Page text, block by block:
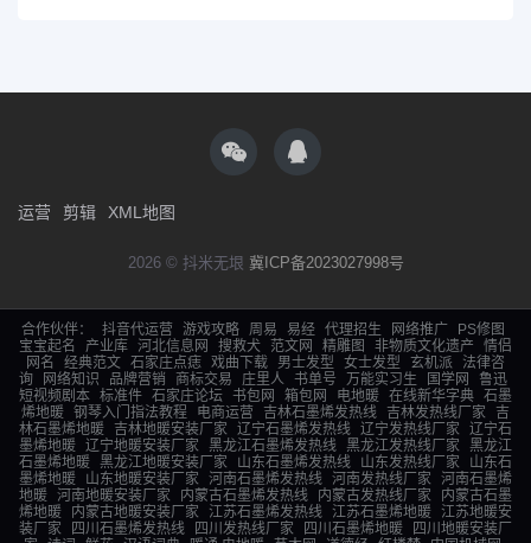
运营 剪辑 XML地图
2026 © 抖米无垠 冀ICP备2023027998号
合作伙伴： 抖音代运营 游戏攻略 周易 易经 代理招生 网络推广
PS修图
宝宝起名
产业库 河北信息网 搜救犬 范文网 精雕图 非物质文化遗产
情侣
网名
经典范文 石家庄点痣 戏曲下载 男士发型 女士发型 玄机派
法律咨
询
网络知识 品牌营销 商标交易 庄里人 书单号 万能实习生 国学网
鲁迅
短视频剧本 标准件 石家庄论坛 书包网 箱包网 电地暖 在线新华字典 石墨
烯地暖 钢琴入门指法教程 电商运营 吉林石墨烯发热线 吉林发热线厂家
吉
林石墨烯地暖
吉林地暖安装厂家 辽宁石墨烯发热线 辽宁发热线厂家
辽宁石
墨烯地暖 辽宁地暖安装厂家 黑龙江石墨烯发热线 黑龙江发热线厂家
黑龙江
石墨烯地暖 黑龙江地暖安装厂家 山东石墨烯发热线 山东发热线厂家
山东石
墨烯地暖
山东地暖安装厂家 河南石墨烯发热线 河南发热线厂家
河南石墨烯
地暖 河南地暖安装厂家 内蒙古石墨烯发热线 内蒙古发热线厂家
内蒙古石墨
烯地暖
内蒙古地暖安装厂家 江苏石墨烯发热线 江苏石墨烯地暖
江苏地暖安
装厂家
四川石墨烯发热线 四川发热线厂家 四川石墨烯地暖
四川地暖安装厂